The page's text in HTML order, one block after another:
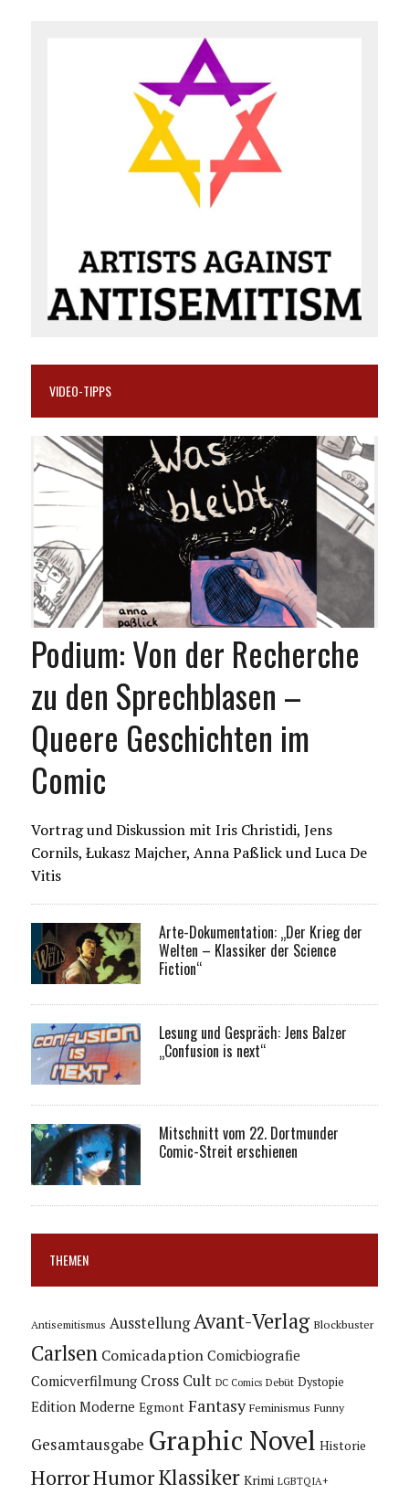
VIDEO-TIPPS
Podium: Von der Recherche
zu den Sprechblasen –
Queere Geschichten im
Comic
Vortrag und Diskussion mit Iris Christidi, Jens
Cornils, Łukasz Majcher, Anna Paßlick und Luca De
Vitis
Arte-Dokumentation: „Der Krieg der
Welten – Klassiker der Science
Fiction“
Lesung und Gespräch: Jens Balzer
„Confusion is next“
Mitschnitt vom 22. Dortmunder
Comic-Streit erschienen
THEMEN
Antisemitismus Ausstellung Avant-Verlag Blockbuster
Carlsen Comicadaption Comicbiografie
Comicverfilmung Cross Cult DC Comics Debüt Dystopie
Edition Moderne Egmont Fantasy Feminismus Funny
Gesamtausgabe Graphic Novel Historie
HorrorHumorKlassiker Krimi LGBTQIA+